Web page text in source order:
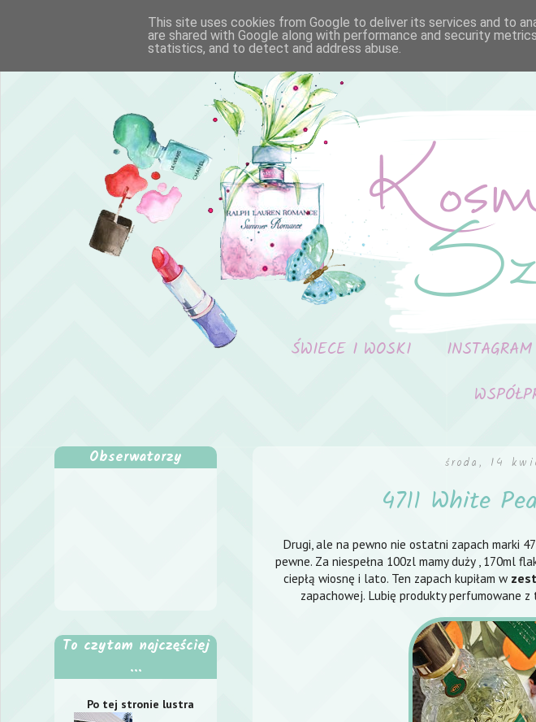
ŚWIECE I WOSKI INSTAGRAM
środa, 14
4711 White
Drugi, ale na pewno nie ostatni zapach marki
pewne. Za niespełna 100zl mamy duży , 170ml
ciepłą wiosnę i lato. Ten zapach kupiłam w
zapachowej. Lubię produkty perfumowane
Obserwatorzy
To czytam najczęściej
...
Po tej stronie lustra
This site uses cookies from Google to deliver its services and to
are shared with Google along with performance and security
statistics, and to detect and address abuse.